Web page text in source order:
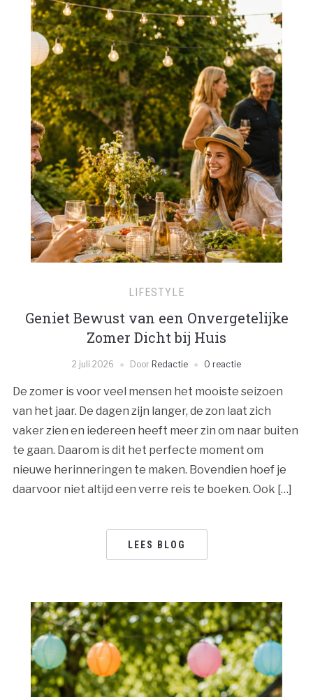
LIFESTYLE
Geniet Bewust van een Onvergetelijke
Zomer Dicht bij Huis
2 juli 2026 Door Redactie 0 reactie
De zomer is voor veel mensen het mooiste seizoen
van het jaar. De dagen zijn langer, de zon laat zich
vaker zien en iedereen heeft meer zin om naar buiten
te gaan. Daarom is dit het perfecte moment om
nieuwe herinneringen te maken. Bovendien hoef je
daarvoor niet altijd een verre reis te boeken. Ook […]
LEES BLOG